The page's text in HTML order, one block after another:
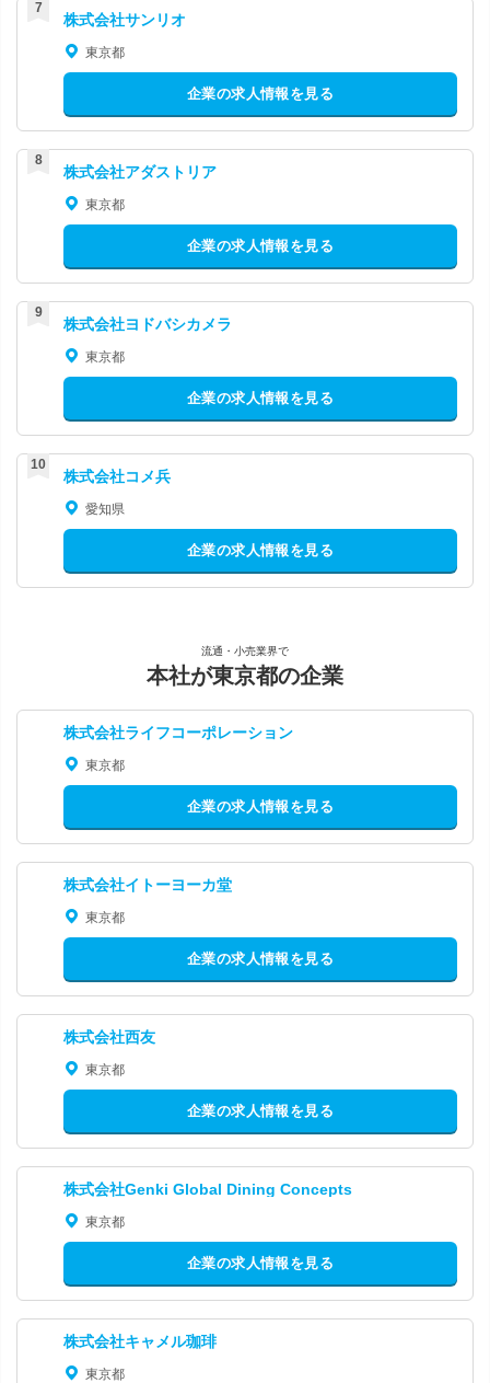
株式会社サンリオ
東京都
企業の求人情報を見る
株式会社アダストリア
東京都
企業の求人情報を見る
株式会社ヨドバシカメラ
東京都
企業の求人情報を見る
株式会社コメ兵
愛知県
企業の求人情報を見る
流通・小売業界で
本社が東京都の企業
株式会社ライフコーポレーション
東京都
企業の求人情報を見る
株式会社イトーヨーカ堂
東京都
企業の求人情報を見る
株式会社西友
東京都
企業の求人情報を見る
株式会社Genki Global Dining Concepts
東京都
企業の求人情報を見る
株式会社キャメル珈琲
東京都